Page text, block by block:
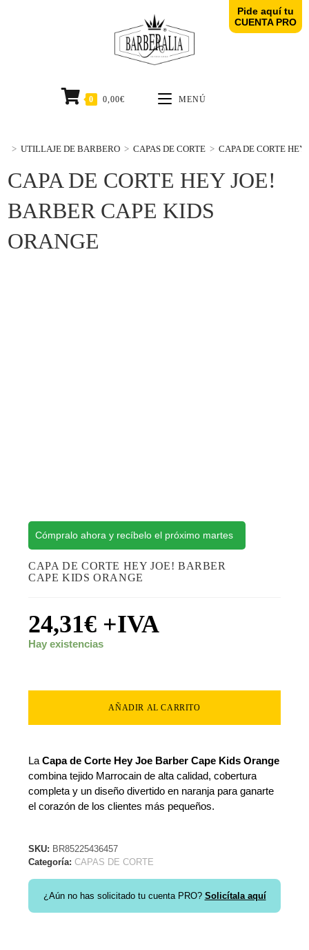
0 0,00€ MENÚ
CAPA DE CORTE HEY JOE!
BARBER CAPE KIDS
ORANGE
> UTILLAJE DE BARBERO > CAPAS DE CORTE > CAPA DE CORTE
Cómpralo ahora y recíbelo el próximo martes
CAPA DE CORTE HEY JOE! BARBER
CAPE KIDS ORANGE
24,31€ +IVA
Hay existencias
AÑADIR AL CARRITO
LaCapa de Corte Hey Joe Barber Cape Kids Orange
combina tejido Marrocain de alta calidad, cobertura
completa y un diseño divertido en naranja para ganarte
el corazón de los clientes más pequeños.
SKU: BR85225436457
Categoría:CAPAS DE CORTE
¿Aún no has solicitado tu cuenta PRO? Solicítala aquí
Pide aquí tu
CUENTA PRO